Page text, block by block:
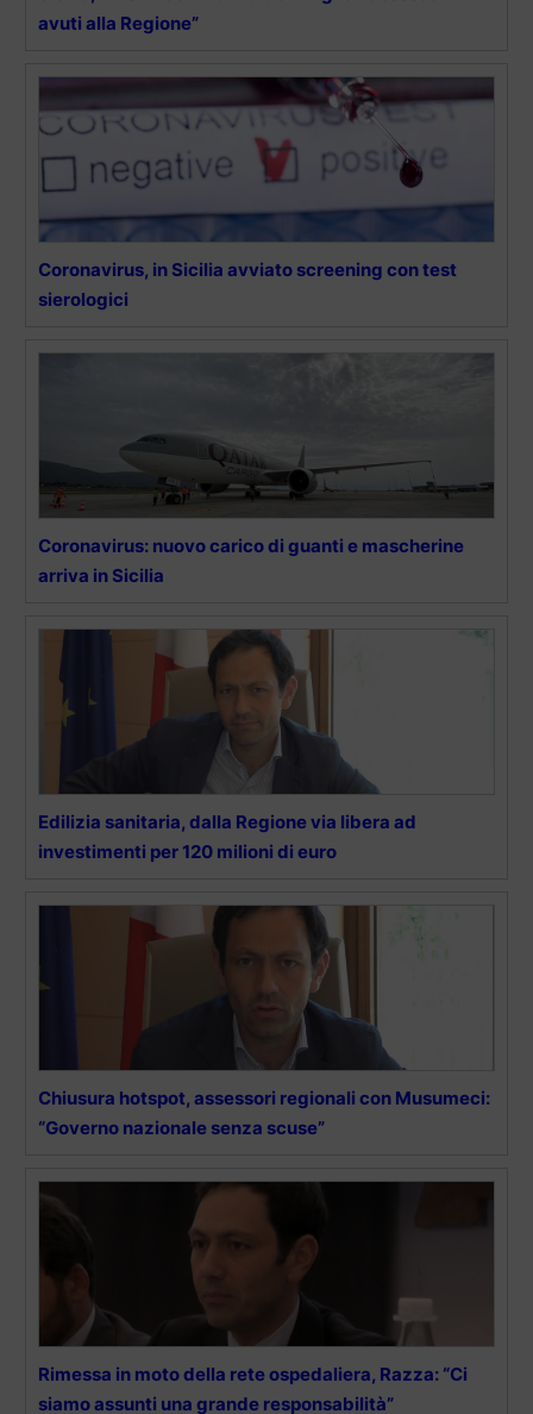
avuti alla Regione”
Coronavirus, in Sicilia avviato screening con test
sierologici
Coronavirus: nuovo carico di guanti e mascherine
arriva in Sicilia
Edilizia sanitaria, dalla Regione via libera ad
investimenti per 120 milioni di euro
Chiusura hotspot, assessori regionali con Musumeci:
“Governo nazionale senza scuse”
Rimessa in moto della rete ospedaliera, Razza: “Ci
siamo assunti una grande responsabilità”